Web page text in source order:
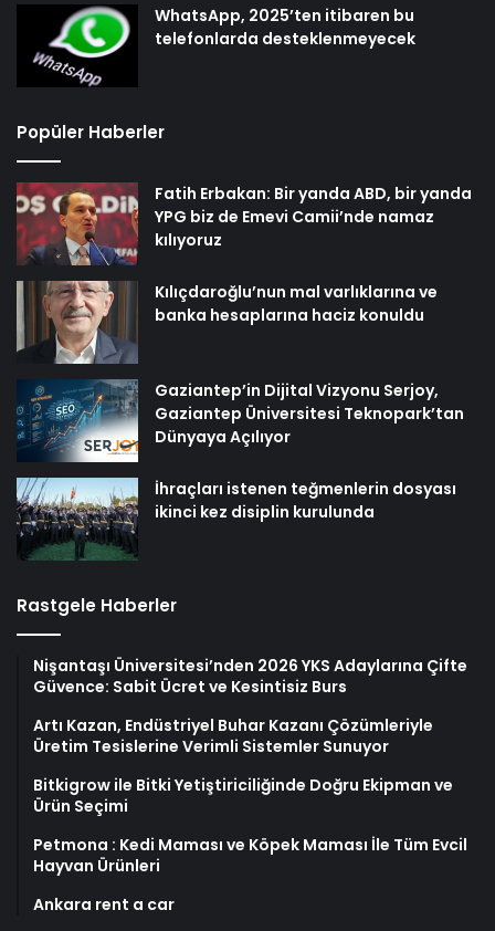
WhatsApp, 2025’ten itibaren bu
telefonlarda desteklenmeyecek
Popüler Haberler
Fatih Erbakan: Bir yanda ABD, bir yanda
YPG biz de Emevi Camii’nde namaz
kılıyoruz
Kılıçdaroğlu’nun mal varlıklarına ve
banka hesaplarına haciz konuldu
Gaziantep’in Dijital Vizyonu Serjoy,
Gaziantep Üniversitesi Teknopark’tan
Dünyaya Açılıyor
İhraçları istenen teğmenlerin dosyası
ikinci kez disiplin kurulunda
Rastgele Haberler
Nişantaşı Üniversitesi’nden 2026 YKS Adaylarına Çifte
Güvence: Sabit Ücret ve Kesintisiz Burs
Artı Kazan, Endüstriyel Buhar Kazanı Çözümleriyle
Üretim Tesislerine Verimli Sistemler Sunuyor
Bitkigrow ile Bitki Yetiştiriciliğinde Doğru Ekipman ve
Ürün Seçimi
Petmona : Kedi Maması ve Köpek Maması İle Tüm Evcil
Hayvan Ürünleri
Ankara rent a car